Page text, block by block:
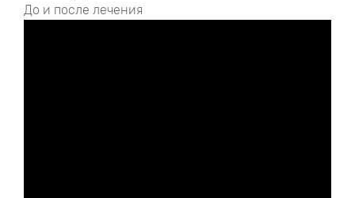
До и после лечения